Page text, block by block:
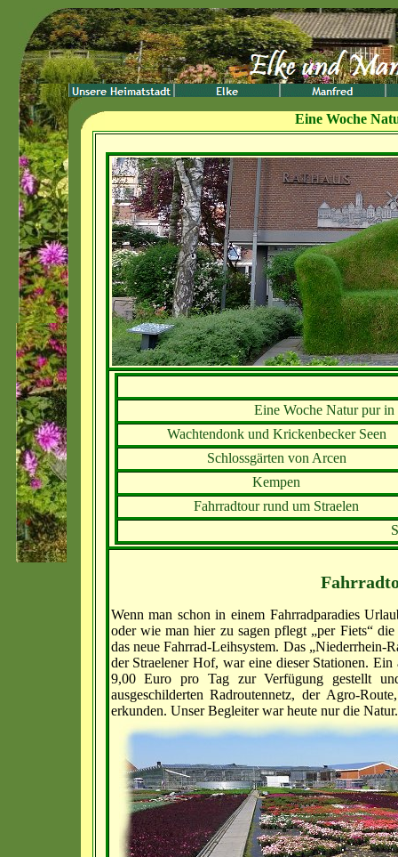
Eine Woche
Eine Woche Natur pur
Wachtendonk und Krickenbecker Seen
Schlossgärten von Arcen
Kempen
Fahrradtour rund um Straelen
Fahrr
Wenn man schon in einem Fahrradparadies
oder wie man hier zu sagen pflegt „per Fiets“
das neue Fahrrad-Leihsystem. Das „Niederrhein-
der Straelener Hof, war eine dieser Stationen.
9,00 Euro pro Tag zur Verfügung gestellt
ausgeschilderten Radroutennetz, der Agro-
erkunden. Unser Begleiter war heute nur die Natur.